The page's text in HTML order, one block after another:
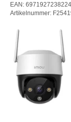
EAN: 6971927238224
Artikelnummer: